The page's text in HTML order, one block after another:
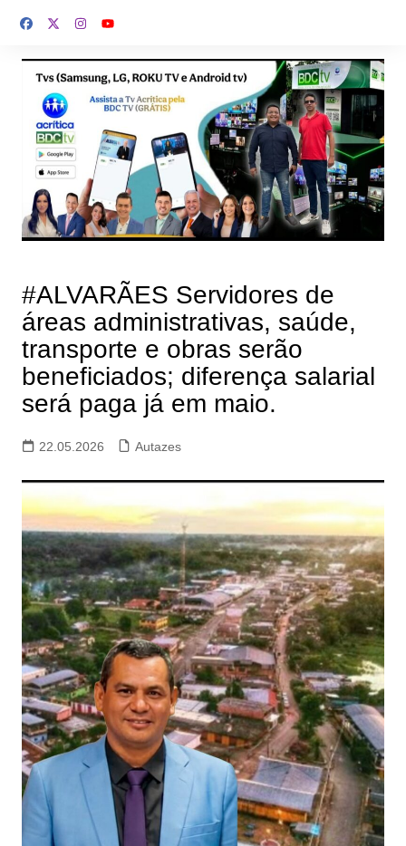
para
conteúdo
#ALVARÃES Servidores de
áreas administrativas, saúde,
transporte e obras serão
beneficiados; diferença salarial
será paga já em maio.
22.05.2026 Autazes